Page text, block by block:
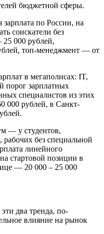
бюджетной сферы.
по России, на
соискатели без
25 000 рублей,
топ-менеджмент — от
в мегаполисах: IT,
порог зарплатных
специалистов из этих
000 рублей, в Санкт-
— у студентов,
без специальной
линейного
стартовой позиции в
— 20 000 – 25 000
два тренда, по-
влияние на рынок